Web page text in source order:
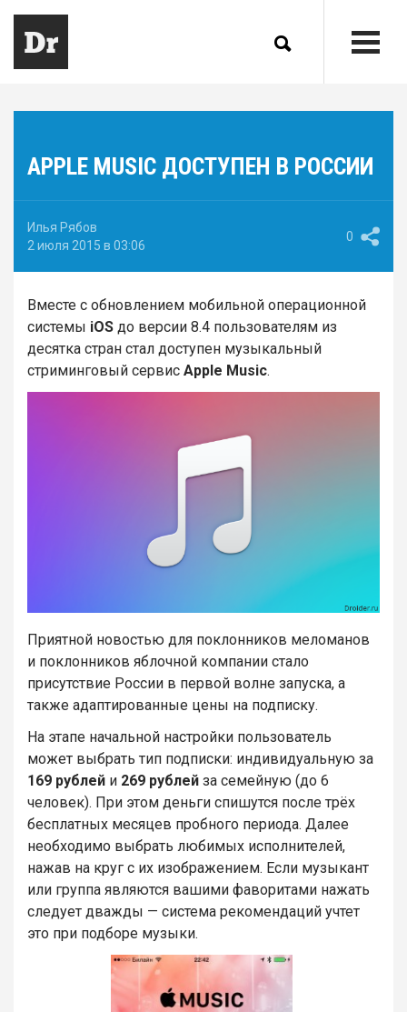
APPLE MUSIC ДОСТУПЕН В РОССИИ
Илья Рябов
2 июля 2015 в 03:06
0
Вместе с обновлением мобильной операционной
системы iOS до версии 8.4 пользователям из
десятка стран стал доступен музыкальный
стриминговый сервис Apple Music.
Приятной новостью для поклонников меломанов
и поклонников яблочной компании стало
присутствие России в первой волне запуска, а
также адаптированные цены на подписку.
На этапе начальной настройки пользователь
может выбрать тип подписки: индивидуальную за
169 рублей и 269 рублей за семейную (до 6
человек). При этом деньги спишутся после трёх
бесплатных месяцев пробного периода. Далее
необходимо выбрать любимых исполнителей,
нажав на круг с их изображением. Если музыкант
или группа являются вашими фаворитами нажать
следует дважды — система рекомендаций учтет
это при подборе музыки.